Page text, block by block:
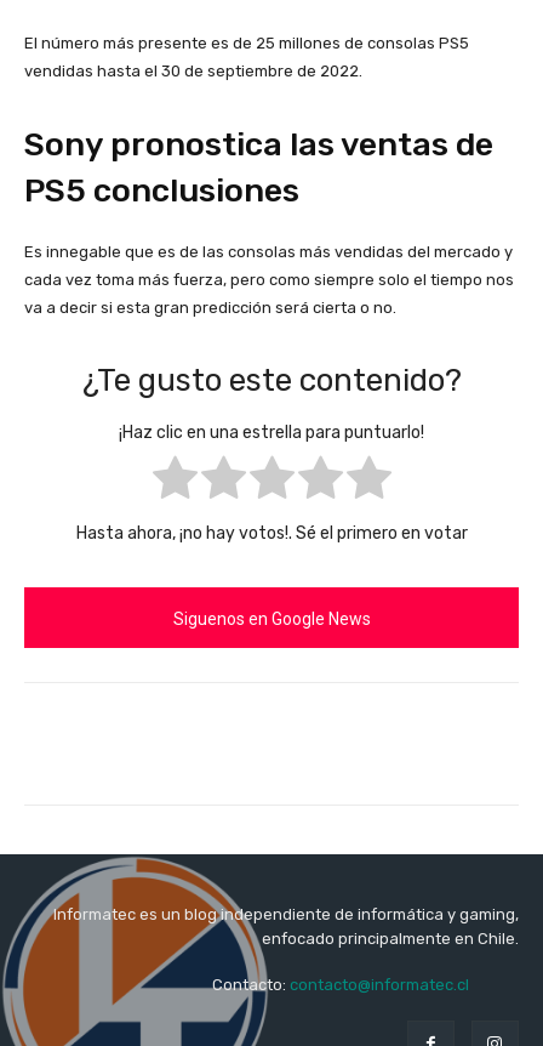
El número más presente es de 25 millones de consolas PS5
vendidas hasta el 30 de septiembre de 2022.
Sony pronostica las ventas de
PS5 conclusiones
Es innegable que es de las consolas más vendidas del mercado y
cada vez toma más fuerza, pero como siempre solo el tiempo nos
va a decir si esta gran predicción será cierta o no.
¿Te gusto este contenido?
¡Haz clic en una estrella para puntuarlo!
Hasta ahora, ¡no hay votos!. Sé el primero en votar
Siguenos en Google News
Informatec es un blog independiente de informática y gaming,
enfocado principalmente en Chile.
Contacto: contacto@informatec.cl